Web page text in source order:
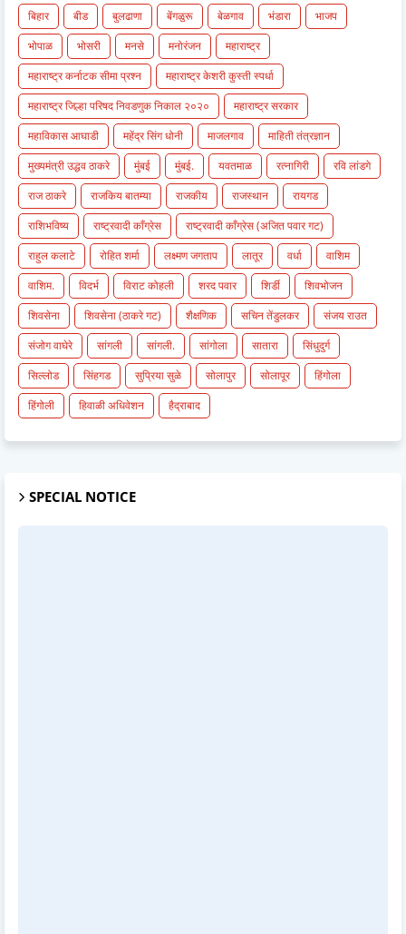
बिहार बीड बुलढाणा बेंगळुरू बेळगाव भंडारा
भाजप
भोपाळ
भोसरी मनसे मनोरंजन
महाराष्ट्र
महाराष्ट्र कर्नाटक सीमा प्रश्न
महाराष्ट्र केशरी कुस्ती स्पर्धा
महाराष्ट्र जिल्हा परिषद निवडणुक निकाल २०२०
महाराष्ट्र सरकार
महाविकास आघाडी
महेंद्र सिंग धोनी माजलगाव
माहिती तंत्रज्ञान
मुख्यमंत्री उद्धव ठाकरे
मुंबई मुंबई. यवतमाळ रत्नागिरी
रवि लांडगे
राज ठाकरे
राजकिय बातम्या राजकीय राजस्थान
रायगड
राशिभविष्य
राष्ट्रवादी काँग्रेस
राष्ट्रवादी काँग्रेस (अजित पवार गट)
राहुल कलाटे
रोहित शर्मा लक्ष्मण जगताप लातूर वर्धा
वाशिम
वाशिम.
विदर्भ विराट कोहली शरद पवार शिर्डी
शिवभोजन
शिवसेना
शिवसेना (ठाकरे गट) शैक्षणिक सचिन तेंडुलकर
संजय राउत
संजोग वाघेरे
सांगली सांगली. सांगोला सातारा
सिंधुदुर्ग
सिल्लोड
सिंहगड सुप्रिया सुळे सोलापुर सोलापूर
हिंगोला
हिंगोली
हिवाळी अधिवेशन हैद्राबाद
SPECIAL NOTICE